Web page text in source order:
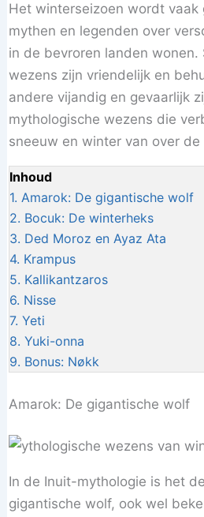
Het winterseizoen wordt vaak
mythen en legenden over
in de bevroren landen wonen.
wezens zijn vriendelijk en
andere vijandig en gevaarlijk
mythologische wezens die
sneeuw en winter van over
Inhoud
1. Amarok: De gigantische wolf
2. Bocuk: De winterheks
3. Ded Moroz en Ayaz Ata
4. Krampus
5. Kallikantzaros
6. Nisse
7. Yeti
8. Yuki-onna
9. Bonus: Nøkk
Amarok: De gigantische wolf
In de Inuit-mythologie is het
gigantische wolf, ook wel